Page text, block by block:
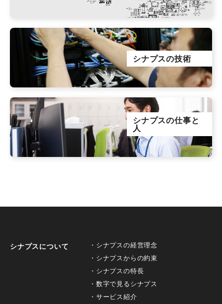
シナプスの技術
シナプスの仕事と
人
シナプスについて
シナプスの経営理念
シナプスからの約束
シナプスの特長
数字で見るシナプス
サービス紹介